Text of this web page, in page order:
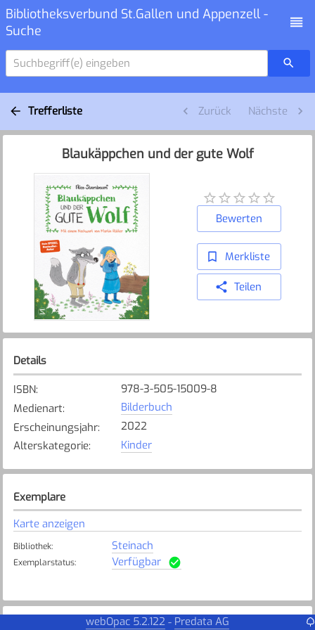
Bibliotheksverbund St.Gallen und Appenzell -
Suche
Suchbegriff(e) eingeben
Trefferliste Zurück Nächste
Blaukäppchen und der gute Wolf
Bewerten
Merkliste
Teilen
Details
ISBN:
978-3-505-15009-8
Medienart:
Bilderbuch
Erscheinungsjahr:
2022
Alterskategorie: Kinder
Exemplare
Karte anzeigen
Bibliothek: Steinach
Exemplarstatus: Verfügbar
webOpac 5.2.122 - Predata AG